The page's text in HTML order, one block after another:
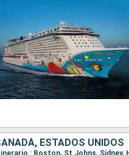
ESTADOS UNIDOS
: Boston, St Johns,